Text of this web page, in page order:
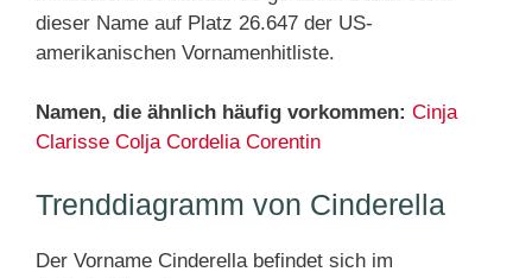
dieser Name auf Platz 26.647 der US-
amerikanischen Vornamenhitliste.
Namen, die ähnlich häufig vorkommen: Cinja
Clarisse Colja Cordelia Corentin
Trenddiagramm von Cinderella
Der Vorname Cinderella befindet sich im